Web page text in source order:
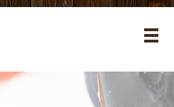
メ